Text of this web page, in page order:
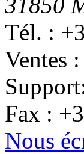
Tél. :
Ventes
Fax :
Nous